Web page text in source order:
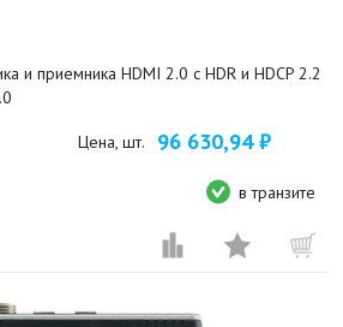
и приемника HDMI 2.0 с HDR и HDCP 2.2
Цена, шт. 96 630,94 ₽
в транзите